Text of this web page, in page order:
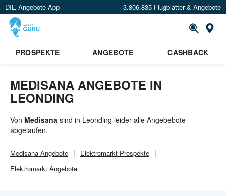
DIE Angebote App 3.806.835 Flugblätter & Angebote
PROSPEKTE
ANGEBOTE CASHBACK
MEDISANA ANGEBOTE IN
LEONDING
Von Medisana sind in Leonding leider alle Angebebote
abgelaufen.
Medisana Angebote Elektromarkt Prospekte
Elektromarkt Angebote